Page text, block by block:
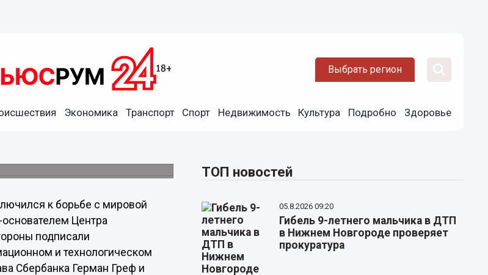
Выбрать регион
Экономика Транспорт Спорт Недвижимость Культура Подробно Здоровье
к борьбе с мировой
Центра
подписали
и технологическом
Сбербанка Герман Греф и
ТОП новостей
05.8.2026 09:20
Гибель 9-летнего мальчика в ДТП
в Нижнем Новгороде проверяет
прокуратура